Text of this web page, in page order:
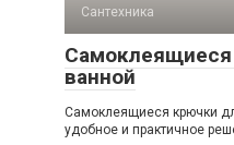
Сантехника
ванной
Самоклеящиеся крючки
удобное и практичное